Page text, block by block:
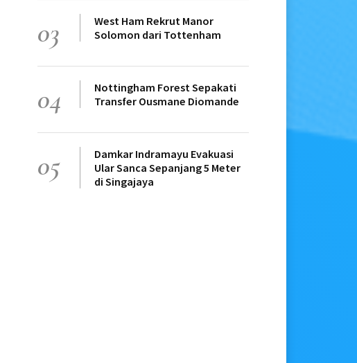
03
West Ham Rekrut Manor
Solomon dari Tottenham
04
Nottingham Forest Sepakati
Transfer Ousmane Diomande
05
Damkar Indramayu Evakuasi
Ular Sanca Sepanjang 5 Meter
di Singajaya